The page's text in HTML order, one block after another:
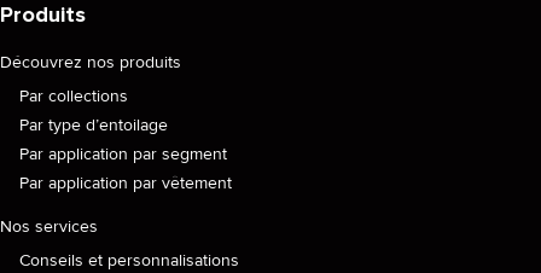
Produits
Découvrez nos produits
Par collections
Par type d’entoilage
Par application par segment
Par application par vêtement
Nos services
Conseils et personnalisations